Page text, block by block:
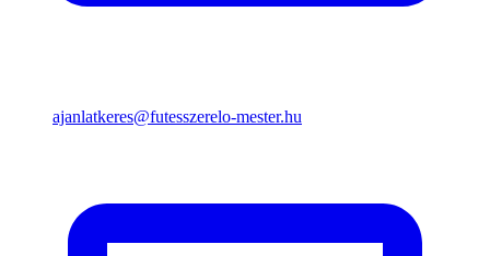
ajanlatkeres@futesszerelo-mester.hu